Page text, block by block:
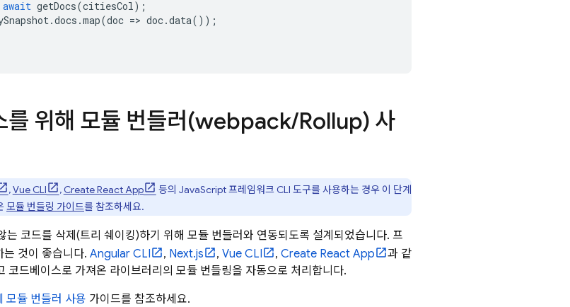
await getDocs(citiesCol);
.docs .map(doc => doc.data());
를 위해 모듈 번들러(webpack/Rollup) 사
,Vue CLI , Create React App
등의 JavaScript 프레임워크 CLI 도구를 사용하는 경우 이 단계
모듈 번들링 가이드를 참조하세요.
코드를 삭제(트리 쉐이킹)하기 위해 모듈 번들러와 연동되도록 설계되었습니다. 프
것이 좋습니다. Angular CLI , Next.js , Vue CLI , Create React App
과 같
코드베이스로 가져온 라이브러리의 모듈 번들링을 자동으로 처리합니다.
모듈 번들러 사용 가이드를 참조하세요.